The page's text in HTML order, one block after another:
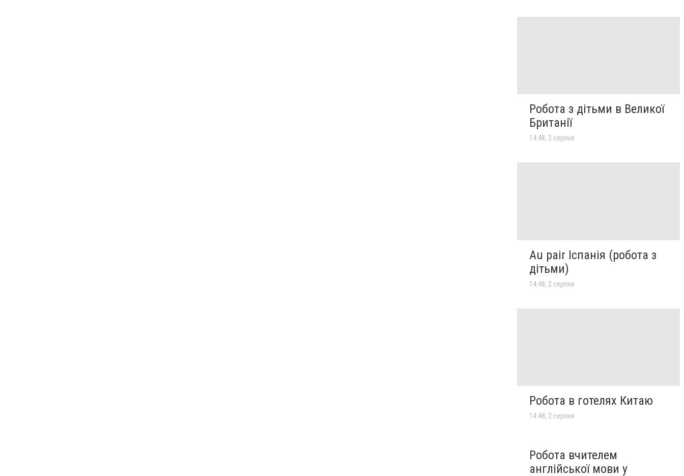
Робота з дітьми в Великої
Британії
14:48, 2 серпня
Au pair Іспанія (робота з
дітьми)
14:48, 2 серпня
Робота в готелях Китаю
14:48, 2 серпня
Робота вчителем
англійської мови у